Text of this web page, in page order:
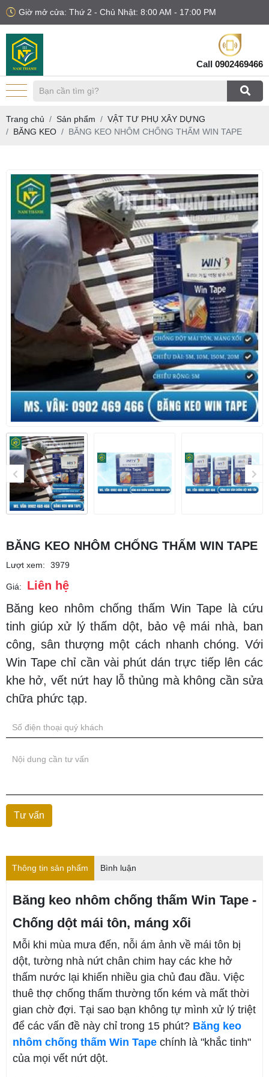
Giờ mở cửa: Thứ 2 - Chủ Nhật: 8:00 AM - 17:00 PM
Call 0902469466
Trang chủ Sản phẩm
VẬT TƯ PHỤ XÂY DỰNG
BĂNG KEO
BĂNG KEO NHÔM CHỐNG THẤM WIN TAPE
BĂNG KEO NHÔM CHỐNG THẤM WIN TAPE
Lượt xem: 3979
Giá:
Liên hệ
Băng keo nhôm chống thấm Win Tape là cứu
tinh giúp xử lý thấm dột, bảo vệ mái nhà, ban
công, sân thượng một cách nhanh chóng. Với
Win Tape chỉ cần vài phút dán trực tiếp lên các
khe hở, vết nứt hay lỗ thủng mà không cần sửa
chữa phức tạp.
Thông tin sản phẩm Bình luận
Băng keo nhôm chống thấm Win Tape -
Chống dột mái tôn, máng xối
Mỗi khi mùa mưa đến, nỗi ám ảnh về mái tôn bị
dột, tường nhà nứt chân chim hay các khe hở
thấm nước lại khiến nhiều gia chủ đau đầu. Việc
thuê thợ chống thấm thường tốn kém và mất thời
gian chờ đợi. Tại sao bạn không tự mình xử lý triệt
để các vấn đề này chỉ trong 15 phút? Băng keo
nhôm chống thấm Win Tape chính là "khắc tinh"
của mọi vết nứt dột.